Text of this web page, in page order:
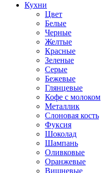
Кухни
Цвет
Белые
Черные
Желтые
Красные
Зеленые
Серые
Бежевые
Глянцевые
Кофе с молоком
Металлик
Слоновая кость
Фуксия
Шоколад
Шампань
Оливковые
Оранжевые
Вишневые